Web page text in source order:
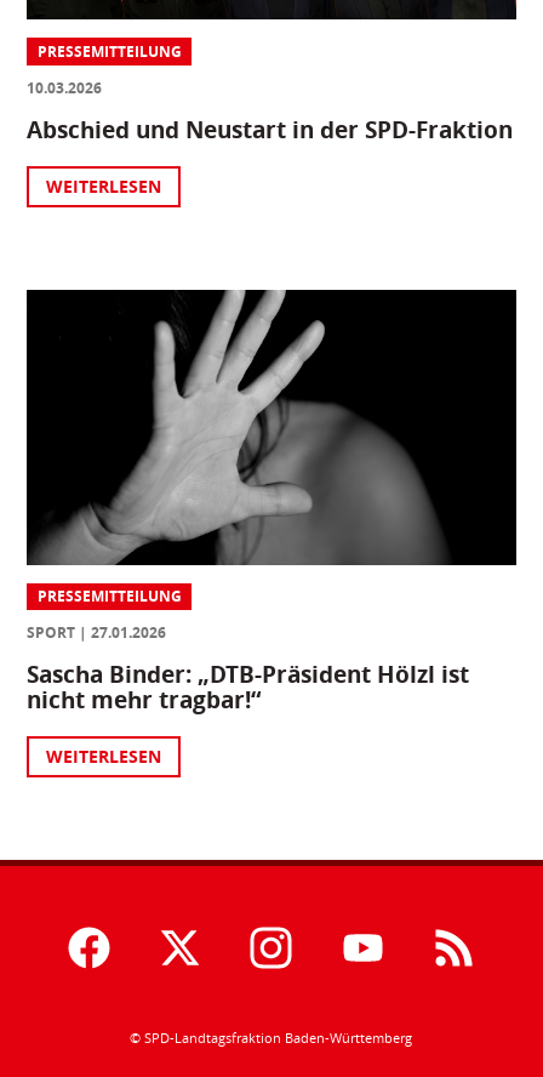
PRESSEMITTEILUNG
10.03.2026
Abschied und Neustart in der SPD-Fraktion
WEITERLESEN
PRESSEMITTEILUNG
SPORT
27.01.2026
Sascha Binder: „DTB-Präsident Hölzl ist
nicht mehr tragbar!“
WEITERLESEN
© SPD-Landtagsfraktion Baden-Württemberg